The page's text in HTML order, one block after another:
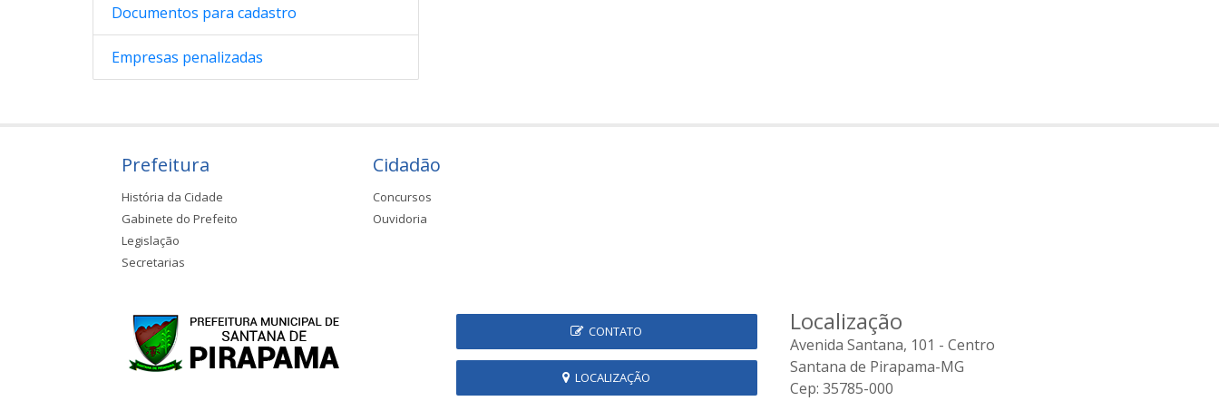
Documentos para cadastro
Empresas penalizadas
Prefeitura
História da Cidade
Gabinete do Prefeito
Legislação
Secretarias
Cidadão
Concursos
Ouvidoria
CONTATO
LOCALIZAÇÃO
Localização
Avenida Santana, 101 - Centro
Santana de Pirapama-MG
Cep: 35785-000